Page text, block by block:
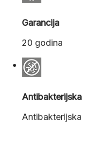
Garancija
20 godina
Antibakterijska
Antibakterijska